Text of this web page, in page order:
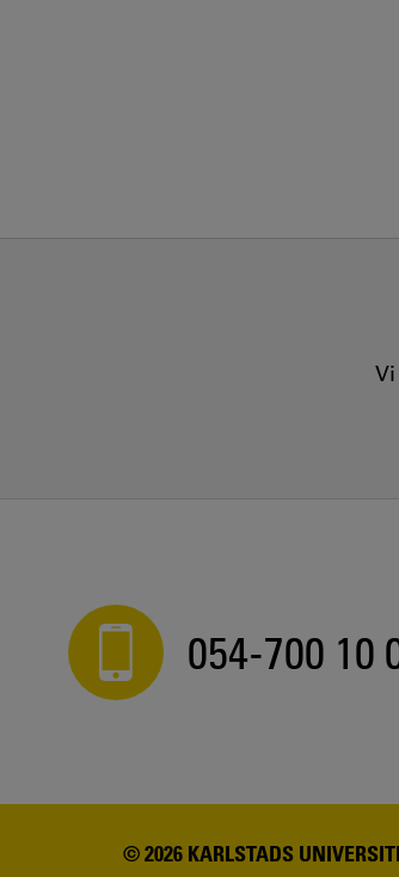
054-700 10
© 2026 KARLSTADS